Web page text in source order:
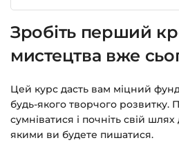
Зробіть перший
мистецтва вже
Цей курс дасть вам міцний
будь-якого творчого розвитку.
сумніватися і почніть свій
якими ви будете пишатися.